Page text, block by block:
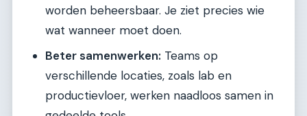
worden beheersbaar. Je ziet precies wie
wat wanneer moet doen.
Beter samenwerken: Teams op
verschillende locaties, zoals lab en
productievloer, werken naadloos samen in